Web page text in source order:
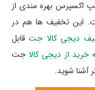
اکسپرس بهره مندی از
این تخفیف ها هم در
دیجی کالا جتقابل
خرید از دیجی کالاجت
آشنا شوید.